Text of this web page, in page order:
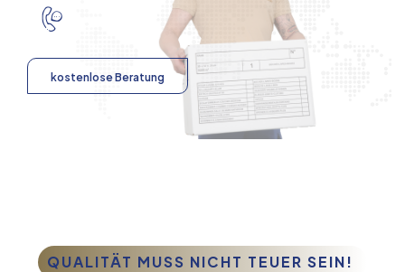
kostenlose Beratung
QUALITÄT MUSS NICHT TEUER SEIN!